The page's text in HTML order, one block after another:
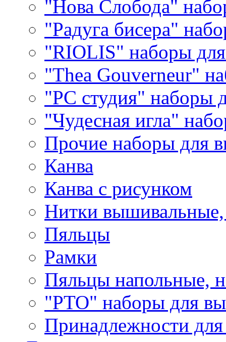
"Нова Слобода"
"Радуга бисера"
"RIOLIS" наборы
"Thea Gouverneur"
"РС студия" наборы
"Чудесная игла"
Прочие наборы для
Канва
Канва с рисунком
Нитки
Пяльцы
Рамки
Пяльцы напольные,
"РТО" наборы для
Принадлежности